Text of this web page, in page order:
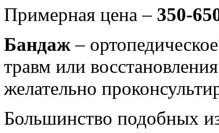
Примерная цена – 350-
Бандаж –
травм или
желательно
Большинство подобных